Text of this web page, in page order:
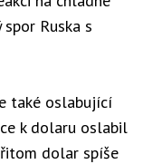
Ruska s
také oslabující
k dolaru oslabil
dolar spíše